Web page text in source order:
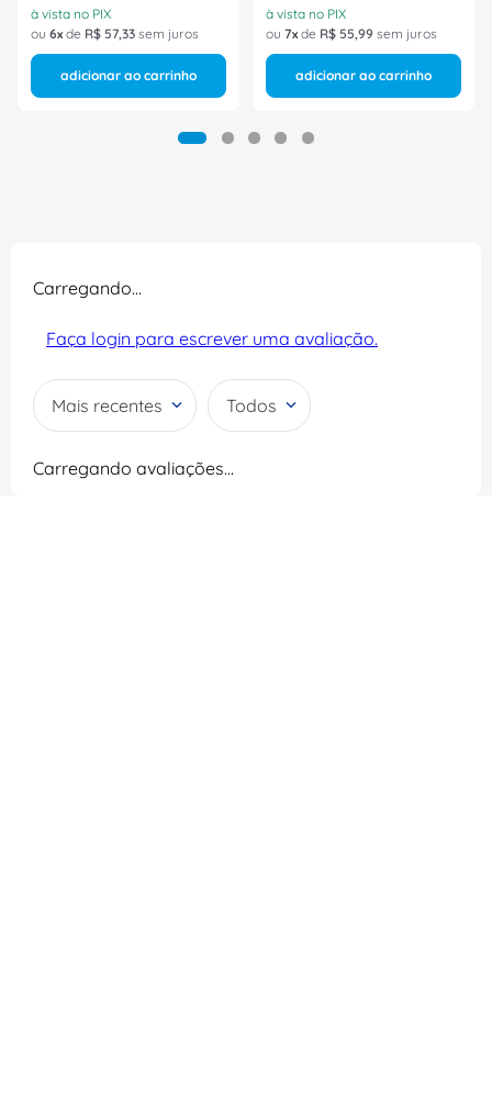
à vista no PIX
ou 6 de R$ 57,33 sem juros
adicionar ao carrinho
à vista no PIX
ou 7 de R$ 55,99 sem juros
adicionar ao carrinho
Carregando…
Faça login para escrever uma avaliação.
Mais recentes Todos
Carregando avaliações…